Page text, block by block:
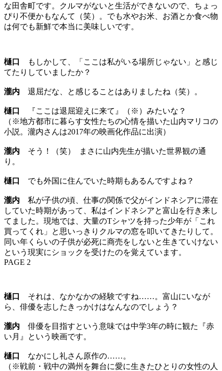
な田舎町です。クルマがないと生活ができないので、ちょっ
ぴり不便かもなんて（笑）。でも水やお米、お酒とか食べ物
は何でも新鮮で本当に美味しいです。
樋口
もしかして、「ここは私がいる場所じゃない」と感じ
てたりしていましたか？
瀧内 退屈だな、と感じることはありましたね（笑）。
樋口
『ここは退屈迎えに来て』（※）みたいな？
（※地方都市に暮らす女性たちの心情を描いた山内マリコの
小説。瀧内さんは2017年の映画化作品に出演）
瀧内 そう！（笑） まさに山内先生が描いた世界観の通
り。
樋口 でも外国に住んでいた時期もあるんですよね？
瀧内 私が子供の頃、仕事の関係で父がインドネシアに滞在
していた時期があって、私はインドネシアと富山を行き来し
てました。現地では、大量のTシャツを持った少年が「これ
買ってくれ」と思いっきりクルマの窓を叩いてきたりして。
同い年くらいの子供が必死に商売をしないと生きていけない
という現実にショックを受けたのを覚えています。
PAGE 2
樋口
それは、なかなかの経験ですね……。富山にいなが
ら、俳優を志したきっかけはなんなのでしょう？
瀧内 俳優を目指すという意味では中学3年の時に観た『赤
い月』という映画です。
樋口
なかにし礼さん原作の……。
（※戦前・戦中の満州を舞台に愛に生きたひとりの女性の人